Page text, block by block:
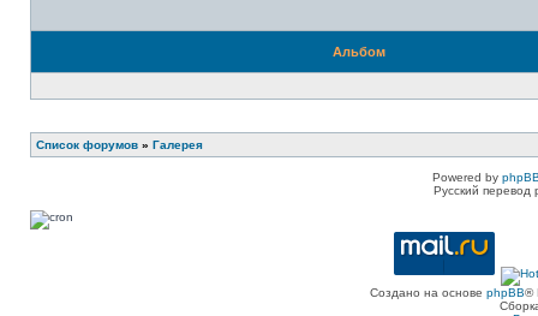
Альбом
Список форумов » Галерея
Powered by
Русский
Создано на основе phpBB®